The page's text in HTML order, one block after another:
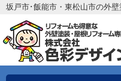
坂戸市･飯能市・東松山市の外